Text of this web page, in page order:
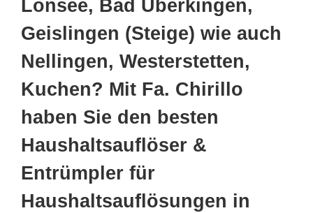
Lonsee, Bad Überkingen,
Geislingen (Steige) wie auch
Nellingen, Westerstetten,
Kuchen? Mit Fa. Chirillo
haben Sie den besten
Haushaltsauflöser &
Entrümpler für
Haushaltsauflösungen in